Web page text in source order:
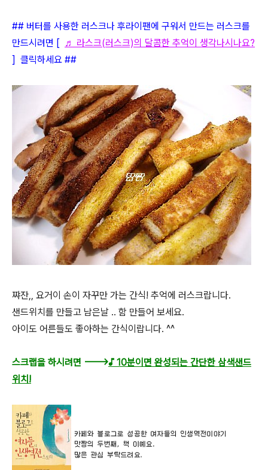
## 버터를 사용한 러스크나 후라이팬에 구워서 만드는 러스크를
만드시려면 [ ♬ 라스크(러스크)의 달콤한 추억이 생각나시나요?
] 클릭하세요 ##
쨔잔,, 요거이 손이 자꾸만 가는 간식! 추억에 러스크랍니다.
샌드위치를 만들고 남은날 .. 함 만들어 보세요.
아이도 어른들도 좋아하는 간식이랍니다. ^^
스크랩을 하시려면 --->♪ 10분이면 완성되는 간단한 삼색샌드
위치!